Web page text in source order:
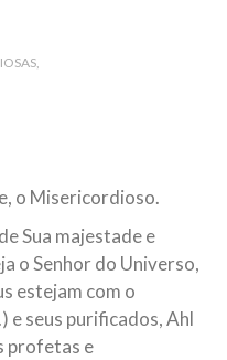
de Muharam
islâmica pela chegada
Desejamos a
Ibn Al-Hussein
Misericordioso! Diante da
Ibn Ali Ibn Abi Táleb
(Formosura
o Misericordioso.
Sua majestade e
o Senhor do Universo,
estejam com o
e seus purificados, Ahl
profetas e